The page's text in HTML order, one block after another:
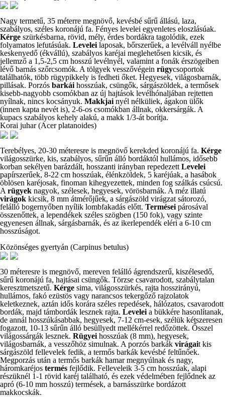
Nagy termetű, 35 méterre megnövő, kevésbé sűrű állású, laza,
szabályos, széles koronájú fa. Fényes levelei egyenletes eloszlásúak.
Kérge szürkésbarna, rövid, mély, érdes bordákra tagolódik, ezek
folyamatos lefutásúak. Levelei laposak, bőrszerűek, a levélváll nyélbe
keskenyedő (ékvállú), szabályos karéjai meglehetősen kicsik, és
jellemző a 1,5-2,5 cm hosszú levélnyél, valamint a fonák érszögeiben
lévő barnás szőrcsomók. A tölgyek vesszővégein rügycsoportok
találhatók, több rügypikkely is fedheti őket. Hegyesek, világosbarnák,
pillásak. Porzós barkái hosszúak, csüngők, sárgászöldek, a termősek
kisebb-nagyobb csomókban az új hajtások levélhónaljában rejtetten
nyílnak, nincs kocsányuk. Makkjai nyél nélküliek, ágakon ülők
(innen kapta nevét is), 2-6-os csomókban állnak, okkersárgák. A
kupacs szabályos kehely alakú, a makk 1/3-át borítja.
Korai juhar (Acer platanoides)
Terebélyes, 20-30 méteresre is megnövő kerekded koronájú fa. Kérge
világosszürke, kis, szabályos, sűrűn álló bordáktól hullámos, idősebb
korban sekélyen barázdált, hosszanti irányban repedezett Levelei
papírszerűek, 8-22 cm hosszúak, élénkzöldek, 5 karéjúak, a hasábok
öblösen karéjosak, finoman kihegyezettek, minden fog szálkás csúcsú.
A rügyek nagyok, szélesek, hegyesek, vörösbarnák. A méz illatú
virágok kicsik, 8 mm átmérőjűek, a sárgászöld virágzat sátorozó,
felálló bogernyőben nyílik lombfakadás előtt. Termései párosával
összenőttek, a lependékek széles szögben (150 fok), vagy szinte
egyenesen állnak, sárgásbarnák, és az ikerlependék eléri a 6-10 cm
hosszúságot.
Közönséges gyertyán (Carpinus betulus)
30 méteresre is megnövő, mereven felálló ágrendszerű, kiszélesedő,
sűrű koronájú fa, hajtásai csüngők. Törzse csavarodott, szabálytalan
keresztmetszetű. Kérge sima, világosszürkés, rajta hosszirányú,
hullámos, fakó ezüstös vagy narancsos tekergőző rajzolatok
keletkeznek, aztán idős korára széles repedések, hálózatos, csavarodott
bordák, majd támbordák lesznek rajta. Levelei a bükkére hasonlítanak,
de annál hosszúkásabbak, hegyesek, 7-12 cm-esek, szélük kétszeresen
fogazott, 10-13 sűrűn álló besüllyedt mellékérrel redőzöttek. Ősszel
világossárgák lesznek. Rügyei hosszúak (8 mm), hegyesek,
világosbarnák, a vesszőhöz simulnak. A porzós barkák virágait kis
sárgászöld fellevelek fedik, a termős barkák kevésbé feltűnőek.
Megporzás után a termős barkák hamar megnyúlnak és nagy,
háromkaréjos termés fejlődik. Felleveleik 3-5 cm hosszúak, alapi
részüknél 1-1 rövid karéj található, és ezek védelmében fejlődnek az
apró (6-10 mm hosszú) termések, a barnásszürke bordázott
makkocskák.